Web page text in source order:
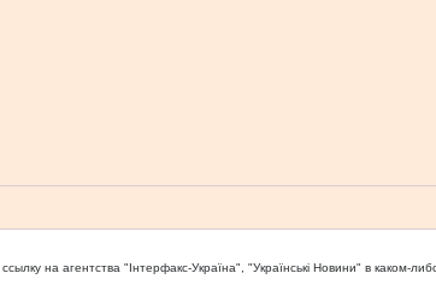
на агентства "Iнтерфакс-Україна", "Українськi Новини" в каком-